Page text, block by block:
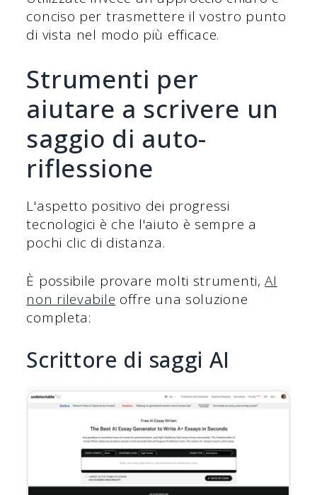
conciso per trasmettere il vostro punto
di vista nel modo più efficace.
Strumenti per
aiutare a scrivere un
saggio di auto-
riflessione
L'aspetto positivo dei progressi
tecnologici è che l'aiuto è sempre a
pochi clic di distanza.
È possibile provare molti strumenti,AI
non rilevabile offre una soluzione
completa:
Scrittore di saggi AI